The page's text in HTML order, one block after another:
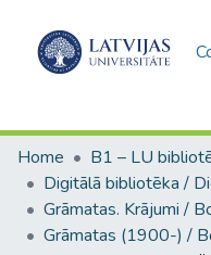
Home
Grāmatas (1900-) /